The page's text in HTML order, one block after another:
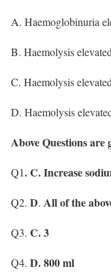
A. Haemoglobinuria
B. Haemolysis
C. Haemolysis
D. Haemolysis
Above Questions are
Q1. C. Increase
Q2. D. All of the
Q3. C. 3
Q4. D. 800 ml